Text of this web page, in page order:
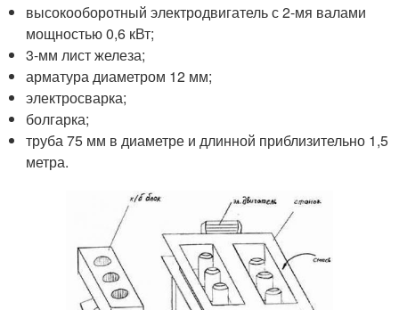
высокооборотный электродвигатель с 2-мя валами
мощностью 0,6 кВт;
3-мм лист железа;
арматура диаметром 12 мм;
электросварка;
болгарка;
труба 75 мм в диаметре и длинной приблизительно 1,5
метра.